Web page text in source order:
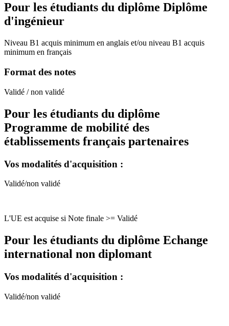
Pour les étudiants du diplôme Diplôme
d'ingénieur
Niveau B1 acquis minimum en anglais et/ou niveau B1 acquis
minimum en français
Format des notes
Validé / non validé
Pour les étudiants du diplôme
Programme de mobilité des
établissements français partenaires
Vos modalités d'acquisition :
Validé/non validé
L'UE est acquise si Note finale >= Validé
Pour les étudiants du diplôme Echange
international non diplomant
Vos modalités d'acquisition :
Validé/non validé